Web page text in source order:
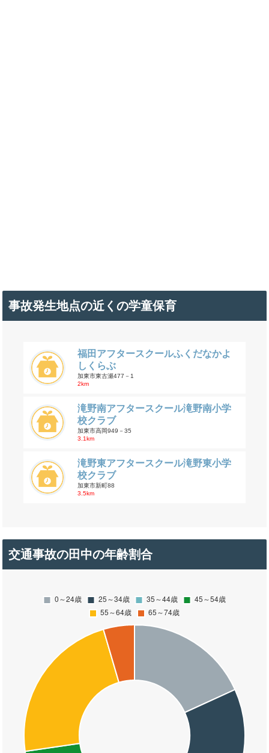
事故発生地点の近くの学童保育
福田アフタースクールふくだなかよ
しくらぶ
加東市東古瀬477－1
2km
滝野南アフタースクール滝野南小学
校クラブ
加東市高岡949－35
3.1km
滝野東アフタースクール滝野東小学
校クラブ
加東市新町88
3.5km
交通事故の田中の年齢割合